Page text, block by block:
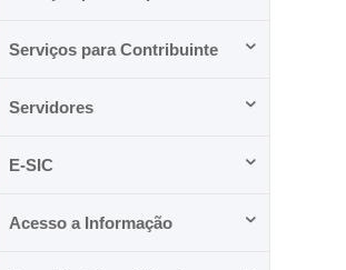
Serviços para Contribuinte
Servidores
E-SIC
Acesso a Informação